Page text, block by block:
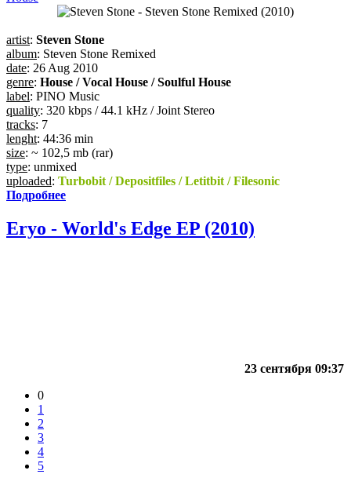
artist: Steven Stone
album: Steven Stone Remixed
date: 26 Aug 2010
genre: House / Vocal House / Soulful House
label: PINO Music
quality: 320 kbps / 44.1 kHz / Joint Stereo
tracks: 7
lenght: 44:36 min
size: ~ 102,5 mb (rar)
type: unmixed
uploaded: Turbobit / Depositfiles / Letitbit / Filesonic
Подробнее
Eryo - World's Edge EP (2010)
23 сентября 09:37
0
1
2
3
4
5